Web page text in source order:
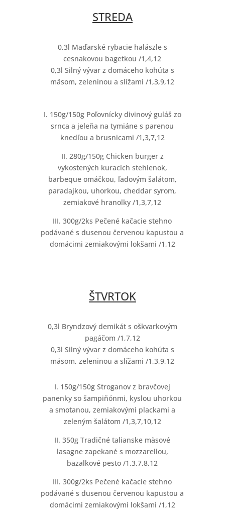
STREDA
0,3l Maďarské rybacie halászle s
cesnakovou bagetkou /1,4,12
0,3l Silný vývar z domáceho kohúta s
mäsom, zeleninou a slížami /1,3,9,12
I. 150g/150g Poľovnícky divinový guláš zo
srnca a jeleňa na tymiáne s parenou
knedľou a brusnicami /1,3,7,12
II. 280g/150g Chicken burger z
vykostených kuracích stehienok,
barbeque omáčkou, ľadovým šalátom,
paradajkou, uhorkou, cheddar syrom,
zemiakové hranolky /1,3,7,12
III. 300g/2ks Pečené kačacie stehno
podávané s dusenou červenou kapustou a
domácimi zemiakovými lokšami /1,12
ŠTVRTOK
0,3l Bryndzový demikát s oškvarkovým
pagáčom /1,7,12
0,3l Silný vývar z domáceho kohúta s
mäsom, zeleninou a slížami /1,3,9,12
I. 150g/150g Stroganov z bravčovej
panenky so šampiňónmi, kyslou uhorkou
a smotanou, zemiakovými plackami a
zeleným šalátom /1,3,7,10,12
II. 350g Tradičné talianske mäsové
lasagne zapekané s mozzarellou,
bazalkové pesto /1,3,7,8,12
III. 300g/2ks Pečené kačacie stehno
podávané s dusenou červenou kapustou a
domácimi zemiakovými lokšami /1,12